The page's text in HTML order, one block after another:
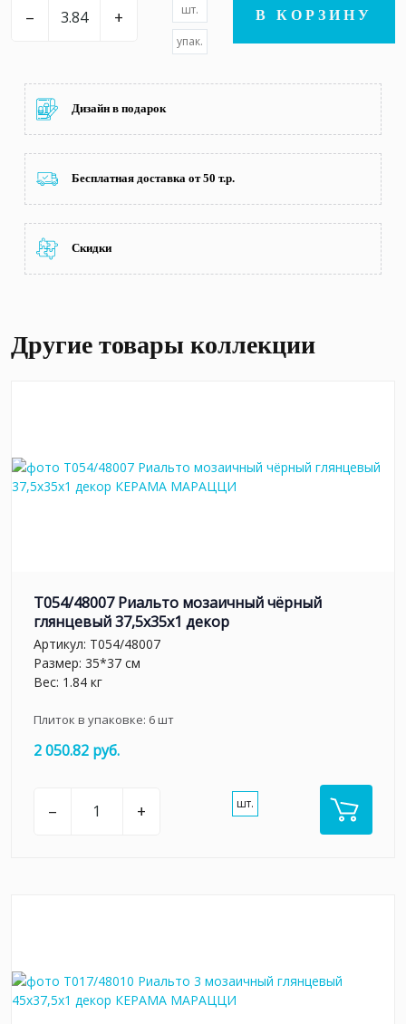
– + шт.
упак.
В КОРЗИНУ
Дизайн в подарок
Бесплатная доставка от 50 т.р.
Скидки
Другие товары коллекции
T054/48007 Риальто мозаичный чёрный
глянцевый 37,5x35x1 декор
Артикул: T054/48007
Размер: 35*37 см
Вес: 1.84 кг
Плиток в упаковке: 6шт
2 050.82 руб.
– + шт.